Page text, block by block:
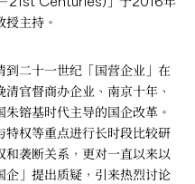
主持。
到二十一世纪「国营企业」在
官督商办企业、南京十年、
镕基时代主导的国企改革。
特权等重点进行长时段比较研
袭断关系，更对一直以来以
企」提出质疑，引来热烈讨论